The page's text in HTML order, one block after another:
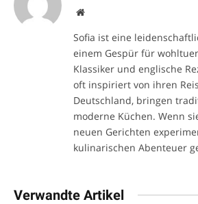
Website
Sofia ist eine
einem Gespür für
Klassiker und englische
oft inspiriert von ihren
Deutschland, bringen
moderne Küchen. Wenn
neuen Gerichten
kulinarischen Abenteuer
Verwandte Artikel